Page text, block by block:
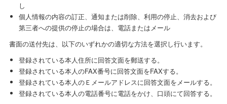
し
個人情報の内容の訂正、通知または削除、利用の停止、消去および
第三者への提供の停止の場合は、電話またはメール
書面の送付先は、以下のいずれかの適切な方法を選択し行います。
登録されている本人住所に回答文面を郵送する。
登録されている本人のFAX番号に回答文面をFAXする。
登録されている本人のＥメールアドレスに回答文面をメールする。
登録されている本人の電話番号に電話をかけ、口頭にて回答する。